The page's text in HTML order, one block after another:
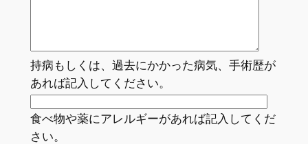
持病もしくは、過去にかかった病気、手術歴が
あれば記入してください。
食べ物や薬にアレルギーがあれば記入してくだ
さい。